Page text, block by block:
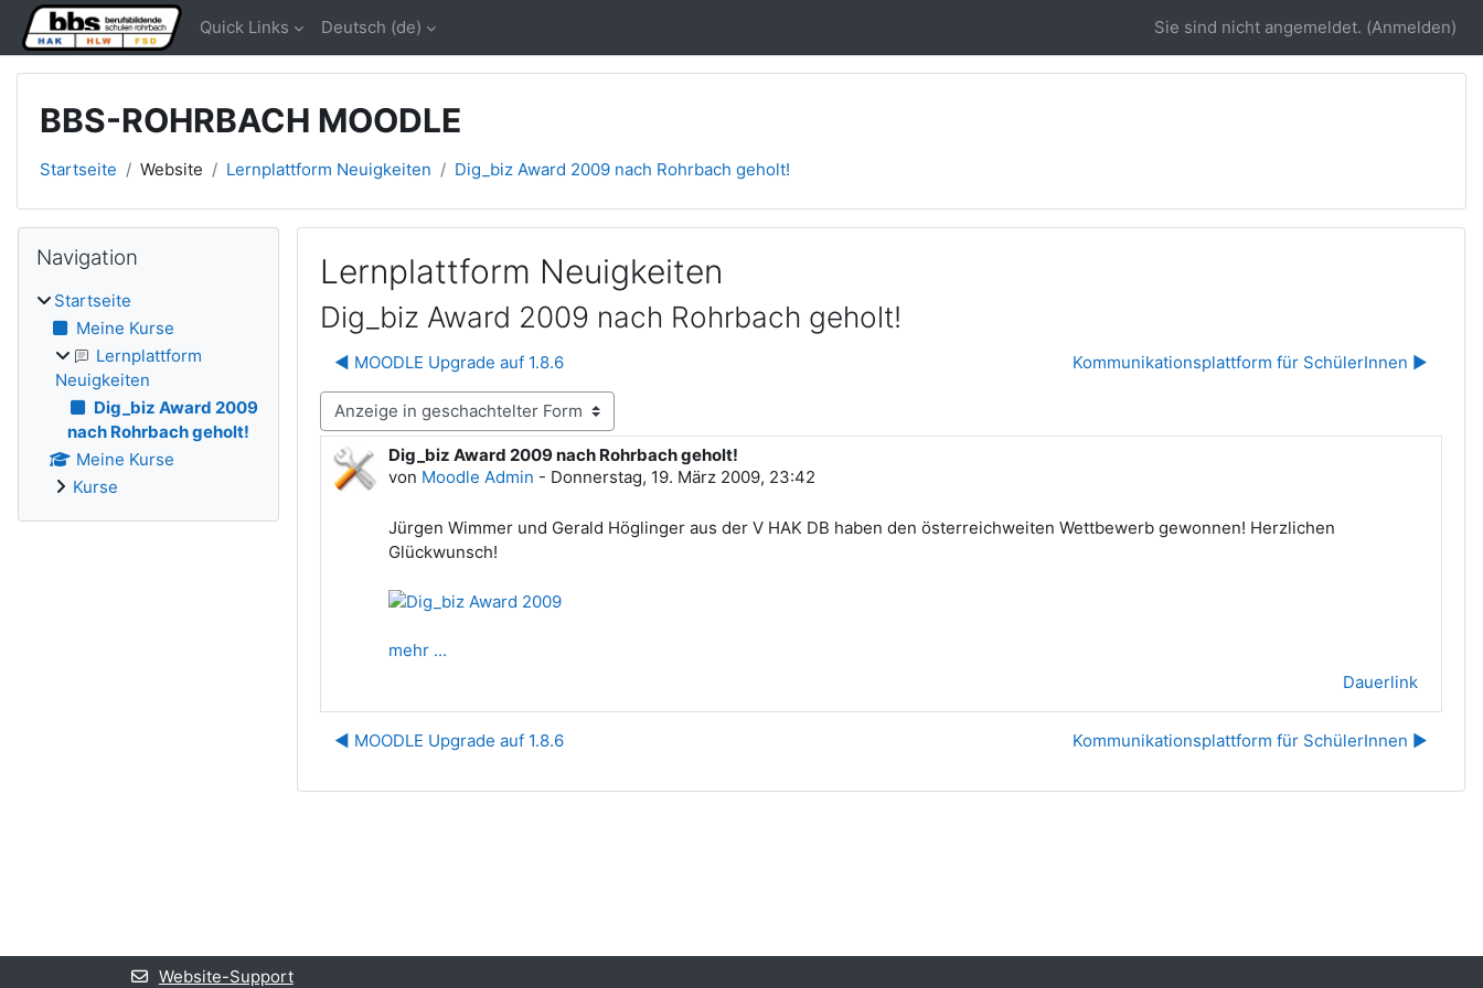
Zum Hauptinhalt
Quick Links Deutsch ‎(de)‎ Sie sind nicht angemeldet. (Anmelden)
BBS-ROHRBACH MOODLE
Startseite Website Lernplattform Neuigkeiten Dig_biz Award 2009 nach Rohrbach geholt!
Lernplattform Neuigkeiten
Dig_biz Award 2009 nach Rohrbach geholt!
◀︎ MOODLE Upgrade auf 1.8.6 Kommunikationsplattform für SchülerInnen ▶︎
Anzeigemodus
Dig_biz Award 2009 nach Rohrbach geholt!
von Moodle Admin - Donnerstag, 19. März 2009, 23:42
Anzahl Antworten: 0
Jürgen Wimmer und Gerald Höglinger aus der V HAK DB haben den österreichweiten Wettbewerb gewonnen! Herzlichen
Glückwunsch!
mehr ...
Dauerlink
◀︎ MOODLE Upgrade auf 1.8.6 Kommunikationsplattform für SchülerInnen ▶︎
Blöcke
Navigation
Startseite
Meine Kurse
Lernplattform
Neuigkeiten
Dig_biz Award 2009
nach Rohrbach geholt!
Meine Kurse
Kurse
Website-Support